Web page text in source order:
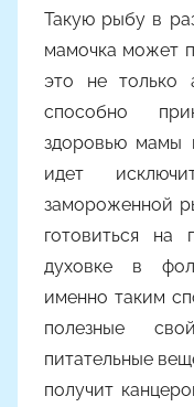
Такую рыбу в
мамочка может
это не только
способно
здоровью мамы
идет
замороженной
готовиться на
духовке в
именно таким
полезные
питательные
получит